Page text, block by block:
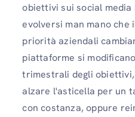
obiettivi sui social
evolversi man mano che
priorità aziendali
piattaforme si
trimestrali degli
alzare l'asticella per un
con costanza, oppure